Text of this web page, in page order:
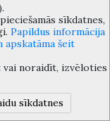
Рижского
улица Альберта 12,
sīkdatnes,
Papildus informācija
apskatāma šeit
vai noraidīt, izvēloties
sīkdatnes